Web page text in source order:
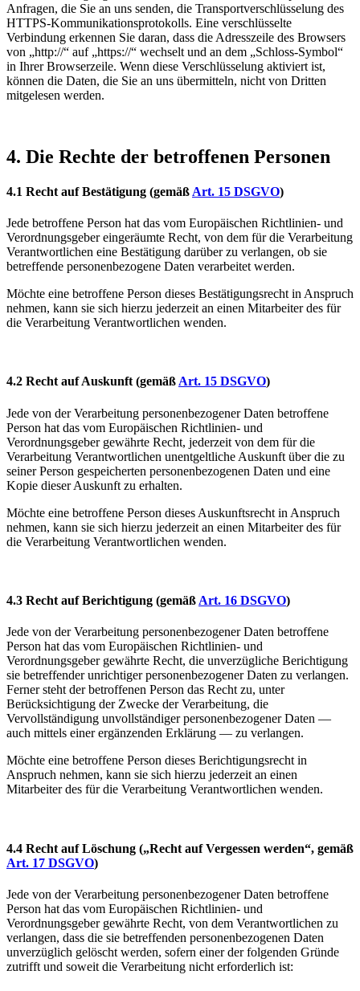
Anfragen, die Sie an uns senden, die Transportverschlüsselung des
HTTPS-Kommunikationsprotokolls. Eine verschlüsselte
Verbindung erkennen Sie daran, dass die Adresszeile des Browsers
von „http://“ auf „https://“ wechselt und an dem „Schloss-Symbol“
in Ihrer Browserzeile. Wenn diese Verschlüsselung aktiviert ist,
können die Daten, die Sie an uns übermitteln, nicht von Dritten
mitgelesen werden.
4. Die Rechte der betroffenen Personen
4.1 Recht auf Bestätigung (gemäß Art. 15 DSGVO)
Jede betroffene Person hat das vom Europäischen Richtlinien- und
Verordnungsgeber eingeräumte Recht, von dem für die Verarbeitung
Verantwortlichen eine Bestätigung darüber zu verlangen, ob sie
betreffende personenbezogene Daten verarbeitet werden.
Möchte eine betroffene Person dieses Bestätigungsrecht in Anspruch
nehmen, kann sie sich hierzu jederzeit an einen Mitarbeiter des für
die Verarbeitung Verantwortlichen wenden.
4.2 Recht auf Auskunft(gemäßArt. 15 DSGVO)
Jede von der Verarbeitung personenbezogener Daten betroffene
Person hat das vom Europäischen Richtlinien- und
Verordnungsgeber gewährte Recht, jederzeit von dem für die
Verarbeitung Verantwortlichen unentgeltliche Auskunft über die zu
seiner Person gespeicherten personenbezogenen Daten und eine
Kopie dieser Auskunft zu erhalten.
Möchte eine betroffene Person dieses Auskunftsrecht in Anspruch
nehmen, kann sie sich hierzu jederzeit an einen Mitarbeiter des für
die Verarbeitung Verantwortlichen wenden.
4.3 Recht auf Berichtigung (gemäß Art. 16 DSGVO)
Jede von der Verarbeitung personenbezogener Daten betroffene
Person hat das vom Europäischen Richtlinien- und
Verordnungsgeber gewährte Recht, die unverzügliche Berichtigung
sie betreffender unrichtiger personenbezogener Daten zu verlangen.
Ferner steht der betroffenen Person das Recht zu, unter
Berücksichtigung der Zwecke der Verarbeitung, die
Vervollständigung unvollständiger personenbezogener Daten —
auch mittels einer ergänzenden Erklärung — zu verlangen.
Möchte eine betroffene Person dieses Berichtigungsrecht in
Anspruch nehmen, kann sie sich hierzu jederzeit an einen
Mitarbeiter des für die Verarbeitung Verantwortlichen wenden.
4.4 Recht auf Löschung („Recht auf Vergessen werden“, gemäß
Art. 17 DSGVO)
Jede von der Verarbeitung personenbezogener Daten betroffene
Person hat das vom Europäischen Richtlinien- und
Verordnungsgeber gewährte Recht, von dem Verantwortlichen zu
verlangen, dass die sie betreffenden personenbezogenen Daten
unverzüglich gelöscht werden, sofern einer der folgenden Gründe
zutrifft und soweit die Verarbeitung nicht erforderlich ist: